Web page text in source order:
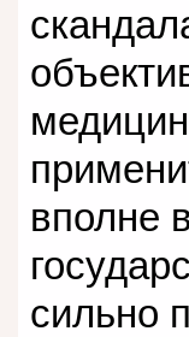
вполне
сильно